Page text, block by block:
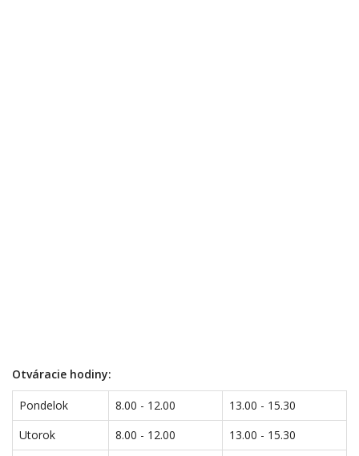
Otváracie hodiny:
Pondelok 8.00 - 12.00
13.00 - 15.30
Utorok
8.00 - 12.00
13.00 - 15.30